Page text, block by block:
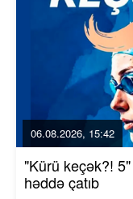
06.08.2026, 15:42
"Kürü keçək?! 5"
həddə çatıb